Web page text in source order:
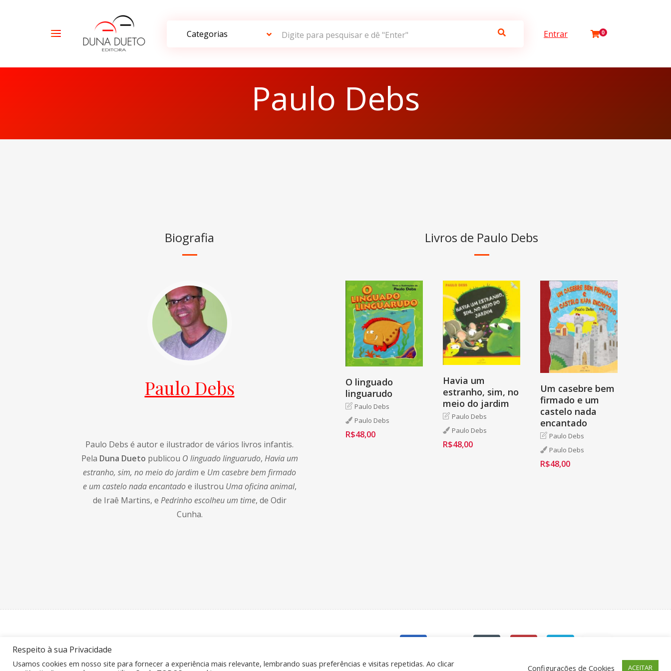
Digite para pesquisar e dê "Enter" Entrar 0
Paulo Debs
Biografia
Paulo Debs
Paulo Debs é autor e ilustrador de vários livros infantis.
Pela Duna Dueto publicou O linguado linguarudo, Havia um
estranho, sim, no meio do jardim e Um casebre bem firmado
e um castelo nada encantadoe ilustrou Uma oficina animal,
de Iraê Martins, e Pedrinho escolheu um time, de Odir
Cunha.
Livros de Paulo Debs
O linguado
linguarudo
Paulo Debs
Paulo Debs
R$48,00
Havia um
estranho, sim, no
meio do jardim
Paulo Debs
Paulo Debs
R$48,00
Um casebre bem
firmado e um
castelo nada
encantado
Paulo Debs
Paulo Debs
R$48,00
Desenvolvimento:
Respeito à sua Privacidade
Usamos cookies em nosso site para fornecer a experiência mais relevante, lembrando suas preferências e visitas repetidas. Ao clicar
Configurações de Cookies ACEITAR